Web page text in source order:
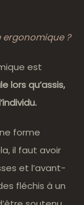
ergonomique ?
est
lors qu’assis,
forme
il faut avoir
et l’avant-
fléchis à un